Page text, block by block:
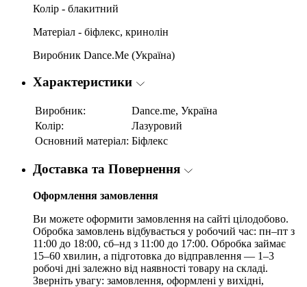
Колір - блакитний
Матеріал - біфлекс, кринолін
Виробник Dance.Me (Україна)
Характеристики
Виробник:
Dance.me, Україна
Колір:
Лазуровий
Основний матеріал: Біфлекс
Доставка та Повернення
Оформлення замовлення
Ви можете оформити замовлення на сайті цілодобово.
Обробка замовлень відбувається у робочий час: пн–пт з
11:00 до 18:00, сб–нд з 11:00 до 17:00. Обробка займає
15–60 хвилин, а підготовка до відправлення — 1–3
робочі дні залежно від наявності товару на складі.
Зверніть увагу: замовлення, оформлені у вихідні,